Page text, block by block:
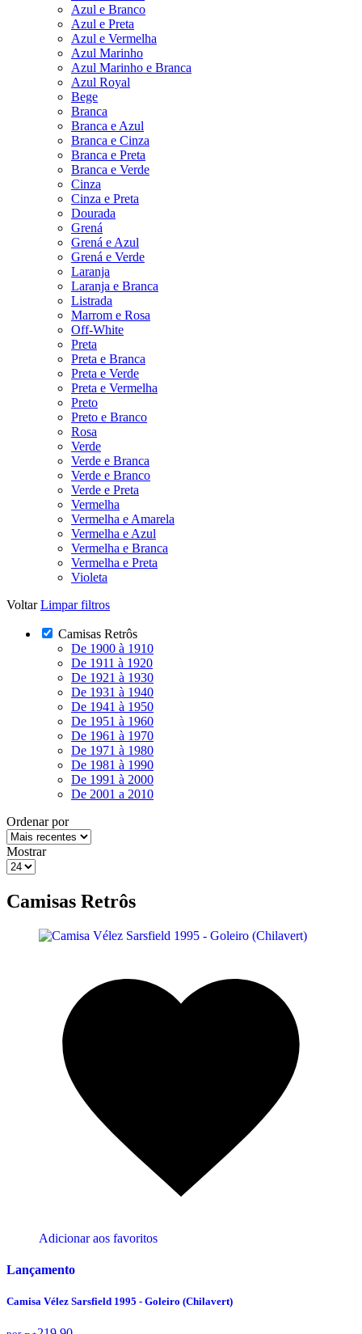
Azul e Branco
Azul e Preta
Azul e Vermelha
Azul Marinho
Azul Marinho e Branca
Azul Royal
Bege
Branca
Branca e Azul
Branca e Cinza
Branca e Preta
Branca e Verde
Cinza
Cinza e Preta
Dourada
Grená
Grená e Azul
Grená e Verde
Laranja
Laranja e Branca
Listrada
Marrom e Rosa
Off-White
Preta
Preta e Branca
Preta e Verde
Preta e Vermelha
Preto
Preto e Branco
Rosa
Verde
Verde e Branca
Verde e Branco
Verde e Preta
Vermelha
Vermelha e Amarela
Vermelha e Azul
Vermelha e Branca
Vermelha e Preta
Violeta
Voltar Limpar filtros
Camisas Retrôs
De 1900 à 1910
De 1911 à 1920
De 1921 à 1930
De 1931 à 1940
De 1941 à 1950
De 1951 à 1960
De 1961 à 1970
De 1971 à 1980
De 1981 à 1990
De 1991 à 2000
De 2001 a 2010
Ordenar por
Mostrar
Camisas Retrôs
Adicionar aos favoritos
Lançamento
Camisa Vélez Sarsfield 1995 - Goleiro (Chilavert)